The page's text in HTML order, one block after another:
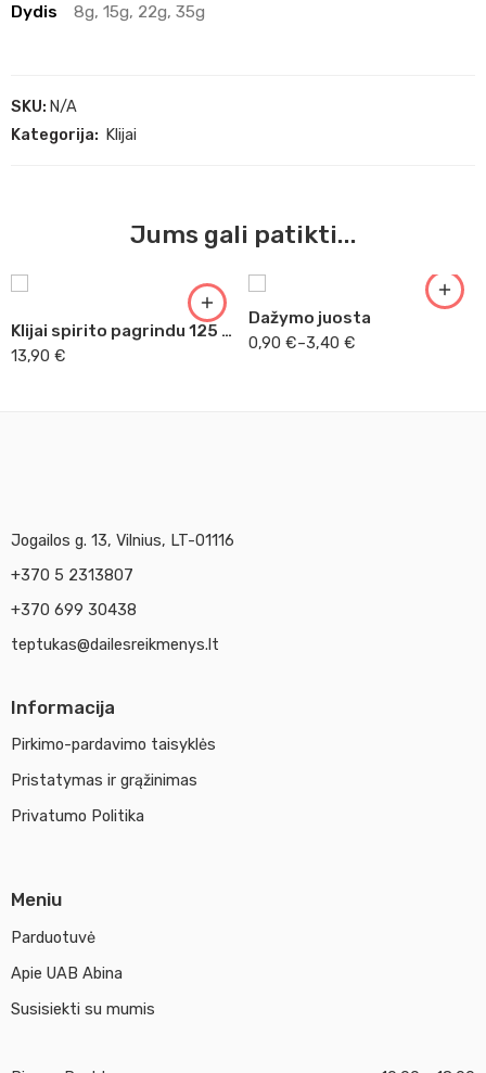
Dydis 8g, 15g, 22g, 35g
SKU: N/A
Kategorija: Klijai
Jums gali patikti...
Klijai spirito pagrindu 125 ml aukso lapeliams
13,90 €
Dažymo juosta
0,90 €–3,40 €
25mmx33m
Jogailos g. 13, Vilnius, LT-01116
+370 5 2313807
+370 699 30438
teptukas@dailesreikmenys.lt
Informacija
Pirkimo-pardavimo taisyklės
Pristatymas ir grąžinimas
Privatumo Politika
Meniu
Parduotuvė
Apie UAB Abina
Susisiekti su mumis